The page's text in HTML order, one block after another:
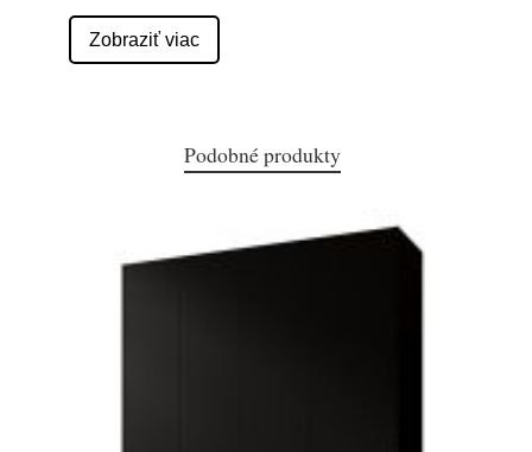
Zobraziť viac
Podobné produkty